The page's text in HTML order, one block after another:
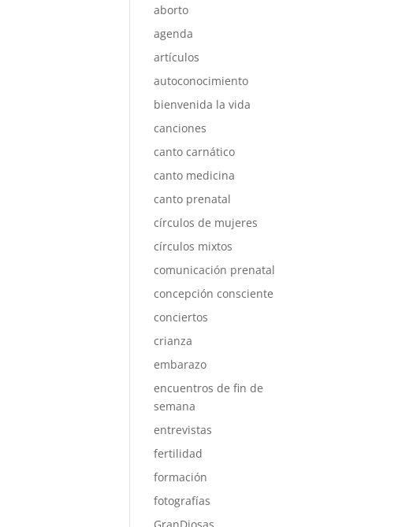
aborto
agenda
artículos
autoconocimiento
bienvenida la vida
canciones
canto carnático
canto medicina
canto prenatal
círculos de mujeres
círculos mixtos
comunicación prenatal
concepción consciente
conciertos
crianza
embarazo
encuentros de fin de
semana
entrevistas
fertilidad
formación
fotografías